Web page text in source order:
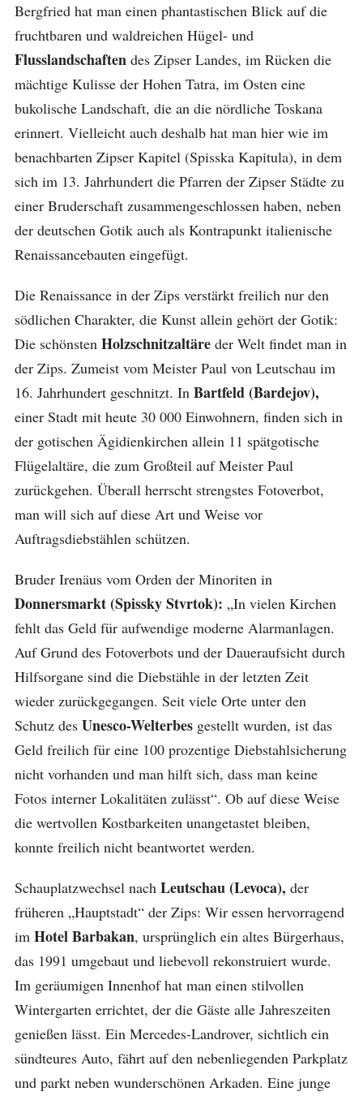
Bergfried hat man einen phantastischen Blick auf die
fruchtbaren und waldreichen Hügel- und
Flusslandschaften des Zipser Landes, im Rücken die
mächtige Kulisse der Hohen Tatra, im Osten eine
bukolische Landschaft, die an die nördliche Toskana
erinnert. Vielleicht auch deshalb hat man hier wie im
benachbarten Zipser Kapitel (Spisska Kapitula), in dem
sich im 13. Jahrhundert die Pfarren der Zipser Städte zu
einer Bruderschaft zusammengeschlossen haben, neben
der deutschen Gotik auch als Kontrapunkt italienische
Renaissancebauten eingefügt.
Die Renaissance in der Zips verstärkt freilich nur den
södlichen Charakter, die Kunst allein gehört der Gotik:
Die schönsten Holzschnitzaltäreder Welt findet man in
der Zips. Zumeist vom Meister Paul von Leutschau im
16. Jahrhundert geschnitzt. In Bartfeld (Bardejov),
einer Stadt mit heute 30 000 Einwohnern, finden sich in
der gotischen Ägidienkirchen allein 11 spätgotische
Flügelaltäre, die zum Großteil auf Meister Paul
zurückgehen. Überall herrscht strengstes Fotoverbot,
man will sich auf diese Art und Weise vor
Auftragsdiebstählen schützen.
Bruder Irenäus vom Orden der Minoriten in
Donnersmarkt (Spissky Stvrtok): „In vielen Kirchen
fehlt das Geld für aufwendige moderne Alarmanlagen.
Auf Grund des Fotoverbots und der Daueraufsicht durch
Hilfsorgane sind die Diebstähle in der letzten Zeit
wieder zurückgegangen. Seit viele Orte unter den
Schutz des Unesco-Welterbesgestellt wurden, ist das
Geld freilich für eine 100 prozentige Diebstahlsicherung
nicht vorhanden und man hilft sich, dass man keine
Fotos interner Lokalitäten zulässt“. Ob auf diese Weise
die wertvollen Kostbarkeiten unangetastet bleiben,
konnte freilich nicht beantwortet werden.
Schauplatzwechsel nachLeutschau (Levoca), der
früheren „Hauptstadt“ der Zips: Wir essen hervorragend
imHotel Barbakan, ursprünglich ein altes Bürgerhaus,
das 1991 umgebaut und liebevoll rekonstruiert wurde.
Im geräumigen Innenhof hat man einen stilvollen
Wintergarten errichtet, der die Gäste alle Jahreszeiten
genießen lässt. Ein Mercedes-Landrover, sichtlich ein
sündteures Auto, fährt auf den nebenliegenden Parkplatz
und parkt neben wunderschönen Arkaden. Eine junge